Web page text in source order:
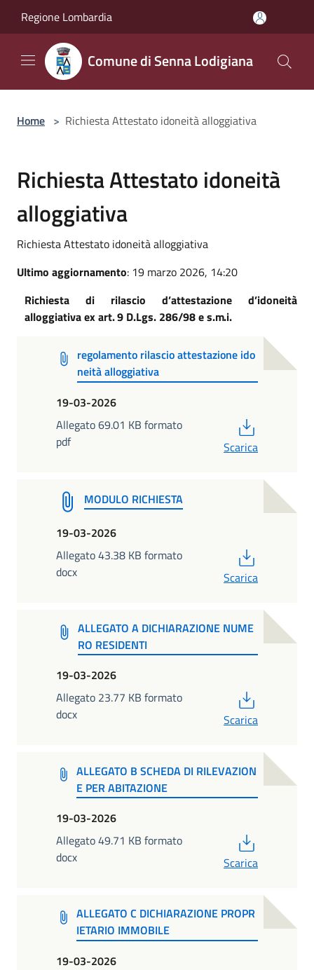
Regione Lombardia
Comune di Senna Lodigiana
Home > Richiesta Attestato idoneità alloggiativa
Richiesta Attestato idoneità
alloggiativa
Richiesta Attestato idoneità alloggiativa
Ultimo aggiornamento: 19 marzo 2026, 14:20
Richiesta
di rilascio d’attestazione
d’idoneità
alloggiativaexart.9 D.Lgs. 286/98es.m.i.
regolamento rilascio attestazione ido
neità alloggiativa
19-03-2026
Allegato 69.01 KB formato
pdf
Scarica
MODULO RICHIESTA
19-03-2026
Allegato 43.38 KB formato
docx
Scarica
ALLEGATO A DICHIARAZIONE NUME
RO RESIDENTI
19-03-2026
Allegato 23.77 KB formato
docx
Scarica
ALLEGATO B SCHEDA DI RILEVAZION
E PER ABITAZIONE
19-03-2026
Allegato 49.71 KB formato
docx
Scarica
ALLEGATO C DICHIARAZIONE PROPR
IETARIO IMMOBILE
19-03-2026